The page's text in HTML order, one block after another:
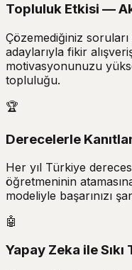
Topluluk Etkisi —
Çözemediğiniz
adaylarıyla fikir
motivasyonunuzu
topluluğu.
🏆
Derecelerle
Her yıl Türkiye
öğretmeninin
modeliyle başarınızı
🤖
Yapay Zeka ile